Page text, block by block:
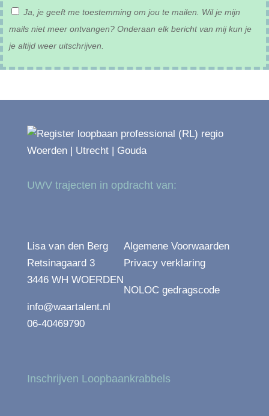
Ja, je geeft me toestemming om jou te mailen. Wil je mijn
mails niet meer ontvangen? Onderaan elk bericht van mij kun je
je altijd weer uitschrijven.
UWV trajecten in opdracht van:
Lisa van den Berg
Retsinagaard 3
3446 WH WOERDEN
info@waartalent.nl
06-40469790
Algemene Voorwaarden
Privacy verklaring
NOLOC gedragscode
Inschrijven Loopbaankrabbels